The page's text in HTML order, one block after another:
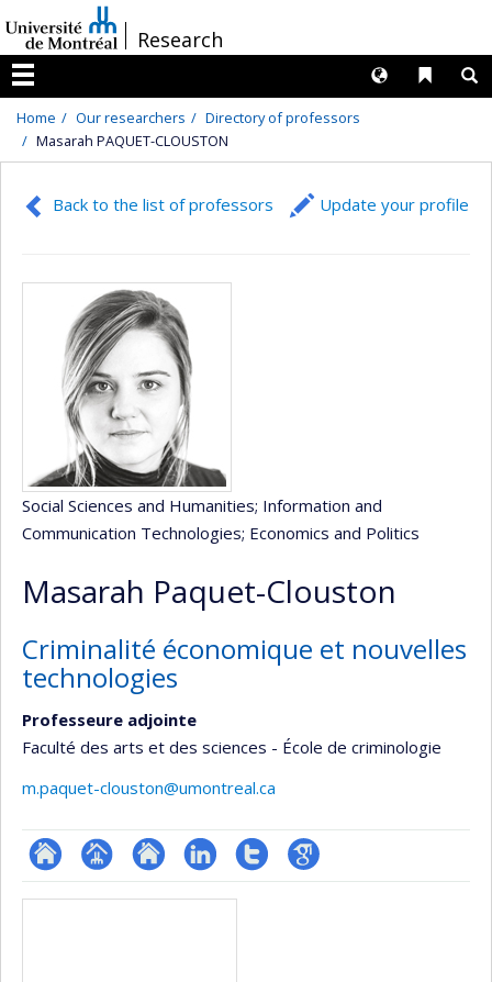
au
contenu
/Research
Menu
Liens
Langues
Home Our researchers
Directory of professors
Masarah PAQUET-CLOUSTON
Back to the list of professors Update your profile
Social Sciences and Humanities; Information and
Communication Technologies; Economics and Politics
Masarah Paquet-Clouston
Criminalité économique et nouvelles
technologies
Professeure adjointe
Faculté des arts et des sciences - École de criminologie
m.paquet-clouston@umontreal.ca
ResearchGate
Page Site
LinkedInCompteGoogle
Media